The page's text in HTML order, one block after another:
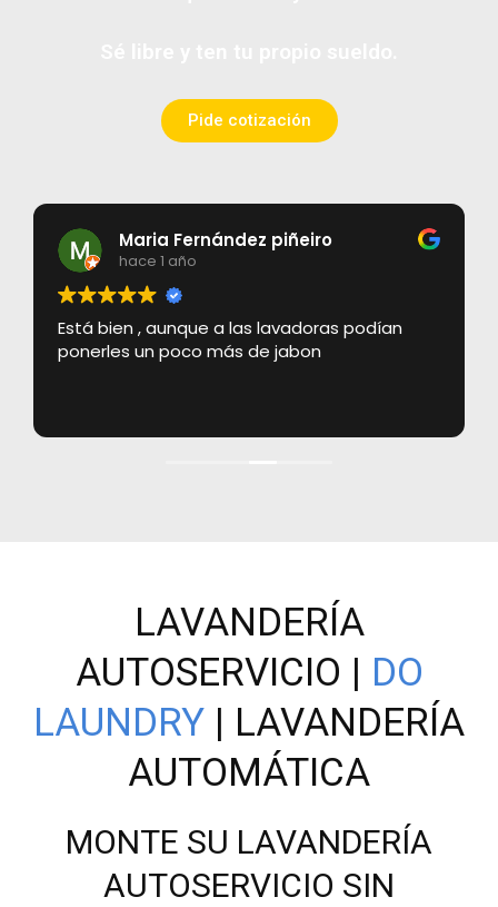
Pide cotización
Maria Fernández piñeiro
hace 1 año
Está bien , aunque a las lavadoras podían
ponerles un poco más de jabon
LAVANDERÍA
AUTOSERVICIO | DO
LAUNDRY | LAVANDERÍA
AUTOMÁTICA
MONTE SU LAVANDERÍA
AUTOSERVICIO SIN